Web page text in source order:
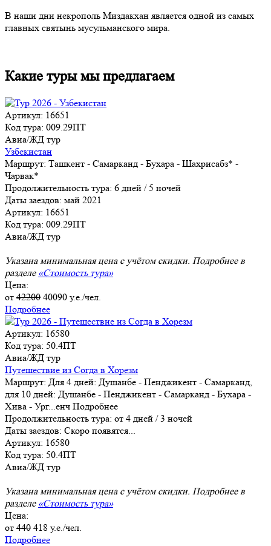
В наши дни некрополь Миздакхан является одной из самых
главных святынь мусульманского мира.
Какие туры мы предлагаем
Артикул: 16651
Код тура: 009.29ПТ
Авиа/ЖД тур
Узбекистан
Маршрут: Ташкент - Самарканд - Бухара - Шахрисабз* -
Чарвак*
Продолжительность тура: 6 дней / 5 ночей
Даты заездов: май 2021
Артикул: 16651
Код тура: 009.29ПТ
Авиа/ЖД тур
Указана минимальная цена с учётом скидки. Подробнее в
разделе «Стоимость тура»
Цена:
от 42200 40090 у.е./чел.
Подробнее
Артикул: 16580
Код тура: 50.4ПТ
Авиа/ЖД тур
Путешествие из Согда в Хорезм
Маршрут: Для 4 дней: Душанбе - Пенджикент - Самарканд,
для 10 дней: Душанбе - Пенджикент - Самарканд - Бухара -
Хива - Ург... енч Подробнее
Продолжительность тура: от 4 дней / 3 ночей
Даты заездов: Скоро появятся...
Артикул: 16580
Код тура: 50.4ПТ
Авиа/ЖД тур
Указана минимальная цена с учётом скидки. Подробнее в
разделе «Стоимость тура»
Цена:
от 440 418 у.е./чел.
Подробнее